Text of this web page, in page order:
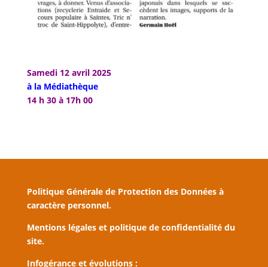
Samedi 12 avril 2025
à la Médiathèque
14 h 30 à 17h 00
Politique Générale de Protection des Données à
caractère personnel.
Mentions légales et politique de confidentialité du
site.
Infogérance et évolutions :